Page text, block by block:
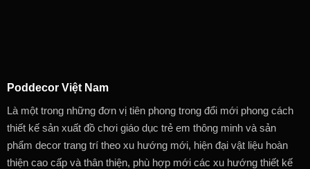
Poddecor Việt Nam
Là một trong những đơn vị tiên phong trong đổi mới phong cách
thiết kế sản xuất đồ chơi giáo dục trẻ em thông minh và sản
phẩm decor trang trí theo xu hướng mới, hiện đại vật liệu hoàn
thiện cao cấp và thân thiện, phù hợp mới các xu hướng thiết kế